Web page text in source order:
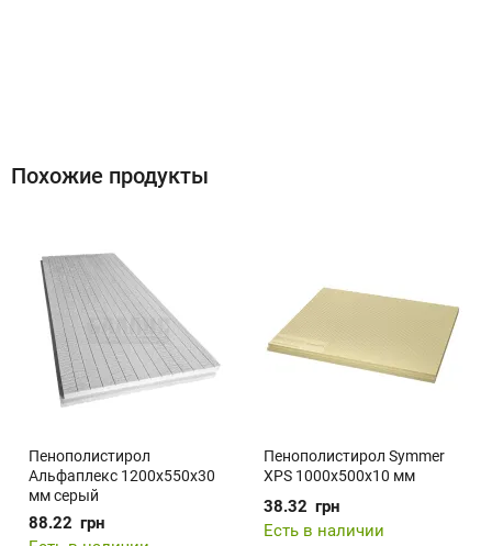
Похожие продукты
Пенополистирол
Альфаплекс 1200x550x30
мм серый
88.22 грн
Пенополистирол Symmer
XPS 1000x500x10 мм
38.32 грн
Есть в наличии